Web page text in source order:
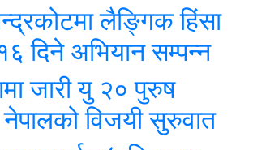
लैङ्गिक हिंसा
दिने अभियान सम्पन्न
जारी यु २० पुरुष
विजयी सुरुवात